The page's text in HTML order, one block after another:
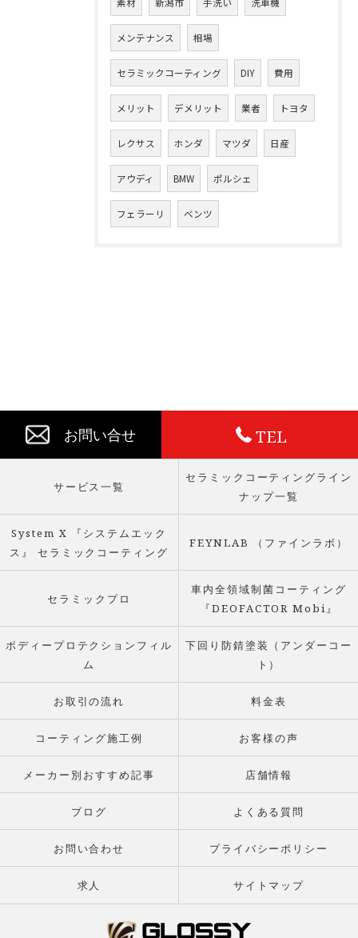
メンテナンス 相場
セラミックコーティング DIY 費用
メリット デメリット 業者 トヨタ
レクサス ホンダ マツダ 日産
アウディ BMW ポルシェ
フェラーリ ベンツ
TEL
お問い合せ
サービス一覧
セラミックコーティングライン
ナップ一覧
System X 『システムエック
ス』 セラミックコーティング
FEYNLAB （ファインラボ）
セラミックプロ
車内全領域制菌コーティング
『DEOFACTOR Mobi』
ボディープロテクションフィル
ム
下回り防錆塗装（アンダーコー
ト）
お取引の流れ 料金表
コーティング施工例 お客様の声
メーカー別おすすめ記事 店舗情報
ブログ よくある質問
お問い合わせ プライバシーポリシー
求人 サイトマップ